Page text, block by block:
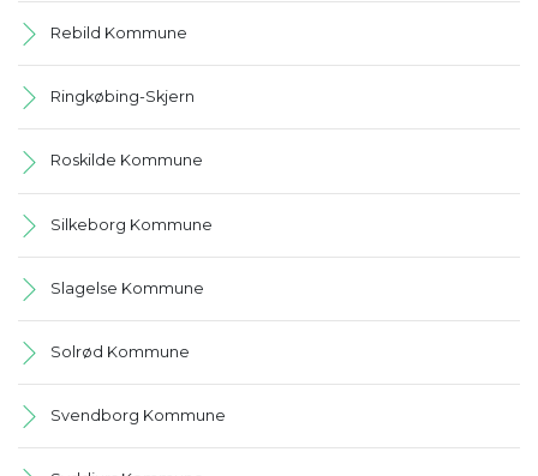
Rebild Kommune
Ringkøbing-Skjern
Roskilde Kommune
Silkeborg Kommune
Slagelse Kommune
Solrød Kommune
Svendborg Kommune